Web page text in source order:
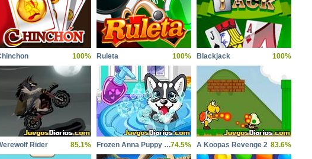
100% Ruleta 100% Blackjack 100%
Rider 85.1% Frozen Anna Puppy Caring74.5% A Koopas Revenge 2 83.6%